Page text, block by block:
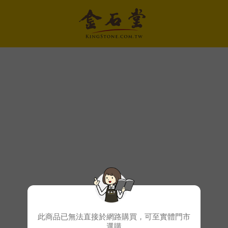
此商品已無法直接於網路購買，可至實體門市
選購